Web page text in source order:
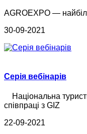
AGROEXPO —
30-09-2021
Серія вебінарів
Національна
співпраці з GIZ
22-09-2021